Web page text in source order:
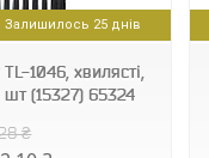
Залишилось 25 днів
1046, хвилясті,
шт (15327) 65324
₴